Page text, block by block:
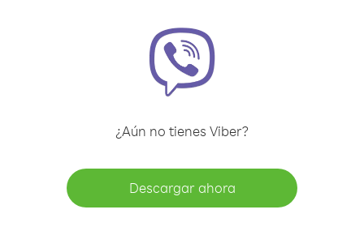
¿Aún no tienes Viber?
Descargar ahora